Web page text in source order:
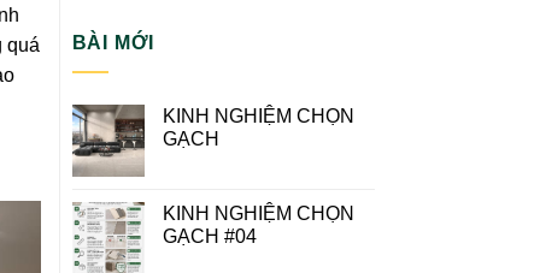
quá
BÀI MỚI
KINH NGHIỆM CHỌN
GẠCH
KINH NGHIỆM CHỌN
GẠCH #04